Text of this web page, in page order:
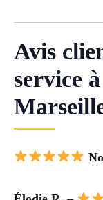
Avis
service